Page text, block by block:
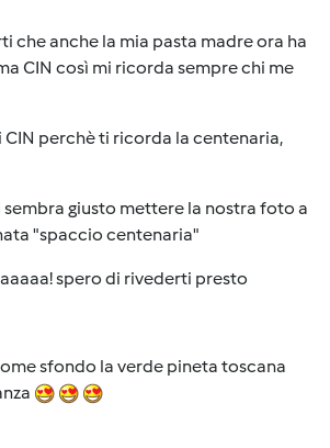
che anche la mia pasta madre ora ha
CIN così mi ricorda sempre chi me
CIN perchè ti ricorda la centenaria,
sembra giusto mettere la nostra foto a
"spaccio centenaria"
spero di rivederti presto
sfondo la verde pineta toscana